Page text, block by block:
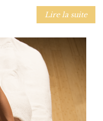
Lire la suite